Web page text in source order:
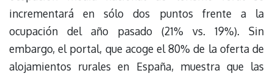
incrementará en sólo dos puntos frente a la
ocupación del año pasado (21% vs. 19%). Sin
embargo, el portal, que acoge el 80% de la oferta de
alojamientos rurales en España, muestra que las